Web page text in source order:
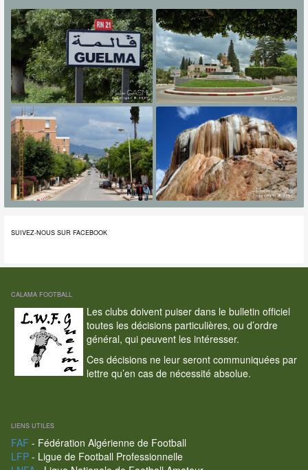
SUIVEZ-NOUS SUR FACEBOOK
CALAMA FOOTBALL
Les clubs doivent puiser dans le bulletin officiel
toutes les décisions particulières, ou d’ordre
général, qui peuvent les intéresser.
Ces décisions ne leur seront communiquées par
lettre qu’en cas de nécessité absolue.
LIENS UTILES
FAF - Fédération Algérienne de Football
LFP- Ligue de Football Professionnelle